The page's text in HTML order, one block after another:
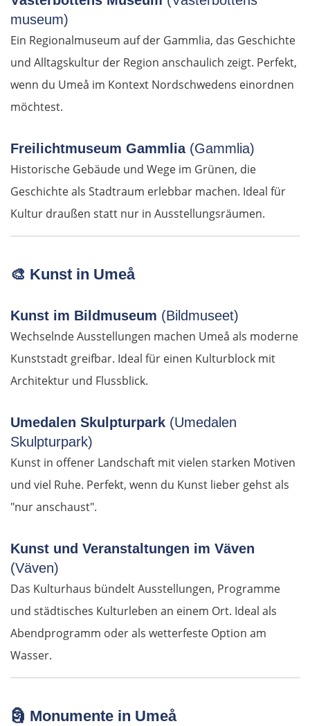
museum)
Ein Regionalmuseum auf der Gammlia, das Geschichte
und Alltagskultur der Region anschaulich zeigt. Perfekt,
wenn du Umeå im Kontext Nordschwedens einordnen
möchtest.
Freilichtmuseum Gammlia (Gammlia)
Historische Gebäude und Wege im Grünen, die
Geschichte als Stadtraum erlebbar machen. Ideal für
Kultur draußen statt nur in Ausstellungsräumen.
🎨 Kunst in Umeå
Kunst im Bildmuseum (Bildmuseet)
Wechselnde Ausstellungen machen Umeå als moderne
Kunststadt greifbar. Ideal für einen Kulturblock mit
Architektur und Flussblick.
Umedalen Skulpturpark (Umedalen
Skulpturpark)
Kunst in offener Landschaft mit vielen starken Motiven
und viel Ruhe. Perfekt, wenn du Kunst lieber gehst als
"nur anschaust".
Kunst und Veranstaltungen im Väven
(Väven)
Das Kulturhaus bündelt Ausstellungen, Programme
und städtisches Kulturleben an einem Ort. Ideal als
Abendprogramm oder als wetterfeste Option am
Wasser.
🗿 Monumente in Umeå
Blagoewgrad
Sofia
Montana
Widin
Craiova
Diemrich
Lugosch
Arad
Ungarn Süd
Szeged
Baja
Mohács